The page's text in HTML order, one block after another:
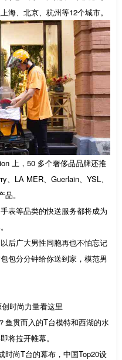
海、北京、杭州等12个城市。
上，50 多个奢侈品品牌还推
、LA MER、Guerlain、YSL、
。
表等品类的快送服务都将成为
后广大男性同胞再也不怕忘记
包分分钟给你送到家，模范男
时尚力量看这里
鱼贯而入的T台模特和西湖的水
将拉开帷幕。
时尚T台的幕布，中国Top20设